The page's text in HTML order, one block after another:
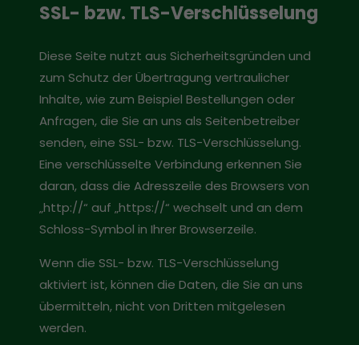
SSL- bzw. TLS-Verschlüsselung
Diese Seite nutzt aus Sicherheitsgründen und
zum Schutz der Übertragung vertraulicher
Inhalte, wie zum Beispiel Bestellungen oder
Anfragen, die Sie an uns als Seitenbetreiber
senden, eine SSL- bzw. TLS-Verschlüsselung.
Eine verschlüsselte Verbindung erkennen Sie
daran, dass die Adresszeile des Browsers von
„http://“ auf „https://“ wechselt und an dem
Schloss-Symbol in Ihrer Browserzeile.
Wenn die SSL- bzw. TLS-Verschlüsselung
aktiviert ist, können die Daten, die Sie an uns
übermitteln, nicht von Dritten mitgelesen
werden.